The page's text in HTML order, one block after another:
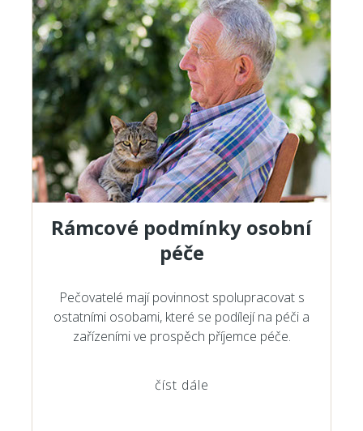
Rámcové podmínky osobní
péče
Pečovatelé mají povinnost spolupracovat s
ostatními osobami, které se podílejí na péči a
zařízeními ve prospěch příjemce péče.
číst dále